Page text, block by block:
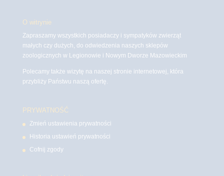
O witrynie
Zapraszamy wszystkich posiadaczy i sympatyków zwierząt
małych czy dużych, do odwiedzenia naszych sklepów
zoologicznych w Legionowie i Nowym Dworze Mazowieckim
Polecamy także wizytę na naszej stronie internetowej, która
przybliży Państwu naszą ofertę.
PRYWATNOŚĆ
Zmień ustawienia prywatności
Historia ustawień prywatności
Cofnij zgody